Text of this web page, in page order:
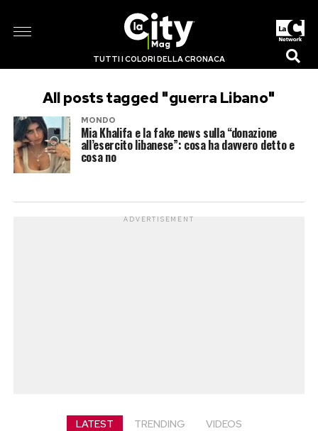
TUTTI I COLORI DELLA CRONACA
All posts tagged "guerra Libano"
MONDO
Mia Khalifa e la fake news sulla “donazione
all’esercito libanese”: cosa ha davvero detto e
cosa no
ADVERTISEMENT
LATEST TRENDING VIDEOS